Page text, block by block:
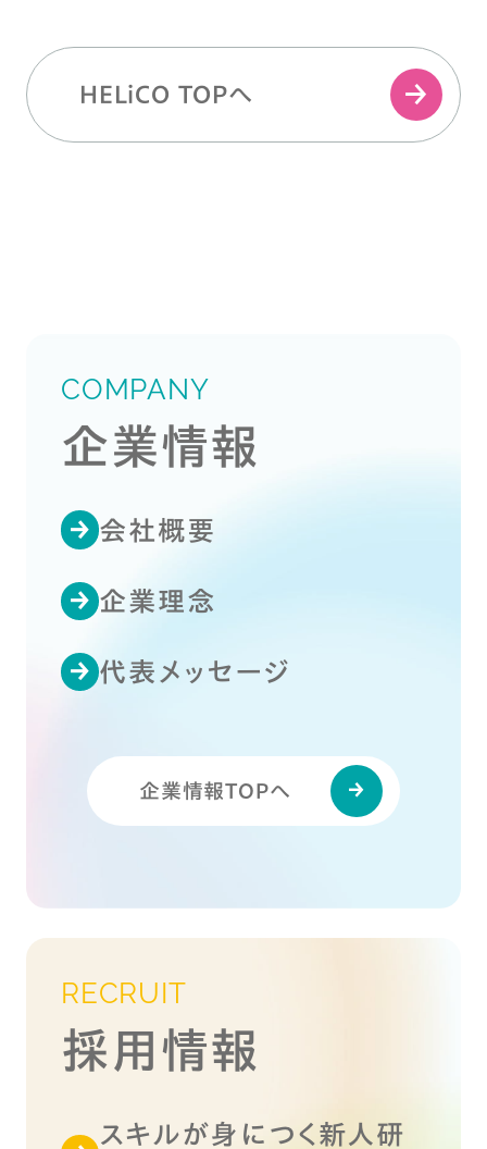
HELiCO TOPへ
COMPANY
企業情報
会社概要
企業理念
代表メッセージ
企業情報TOPへ
RECRUIT
採用情報
スキルが身につく新人研